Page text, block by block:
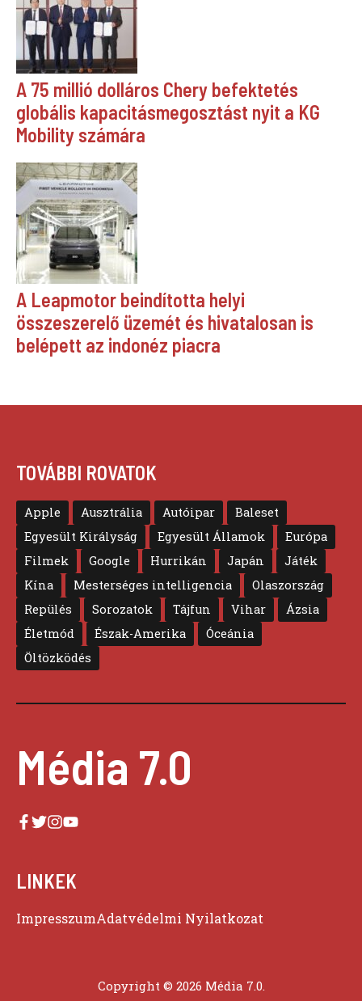
A 75 millió dolláros Chery befektetés
globális kapacitásmegosztást nyit a KG
Mobility számára
A Leapmotor beindította helyi
összeszerelő üzemét és hivatalosan is
belépett az indonéz piacra
TOVÁBBI ROVATOK
Apple Ausztrália Autóipar
Baleset
Egyesült Királyság
Egyesült Államok
Európa
Filmek
Google Hurrikán Japán
Játék
Kína
Mesterséges intelligencia
Olaszország
Repülés
Sorozatok Tájfun Vihar
Ázsia
Életmód
Észak-Amerika
Óceánia
Öltözködés
Média 7.0
LINKEK
ImpresszumAdatvédelmi Nyilatkozat
Copyright © 2026 Média 7.0.